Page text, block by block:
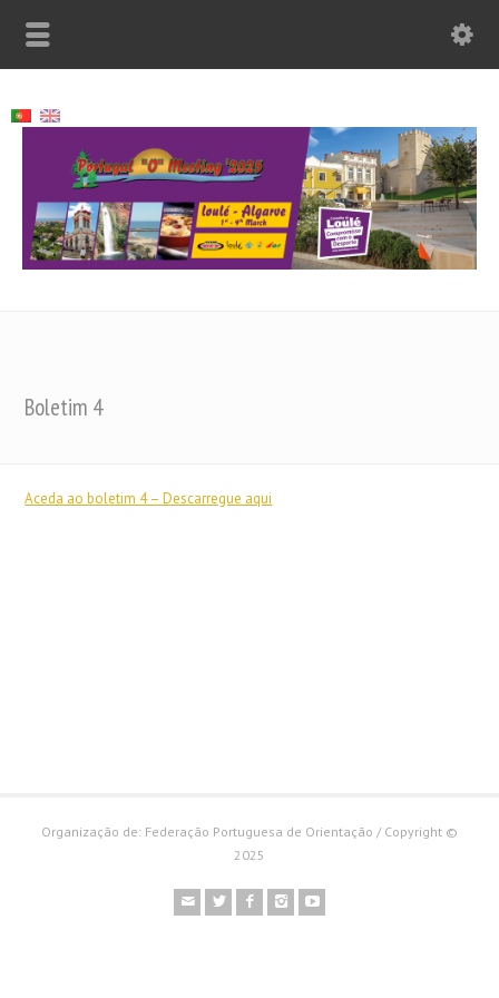
Boletim 4
Aceda ao boletim 4 – Descarregue aqui
Organização de: Federação Portuguesa de Orientação / Copyright ©
2025